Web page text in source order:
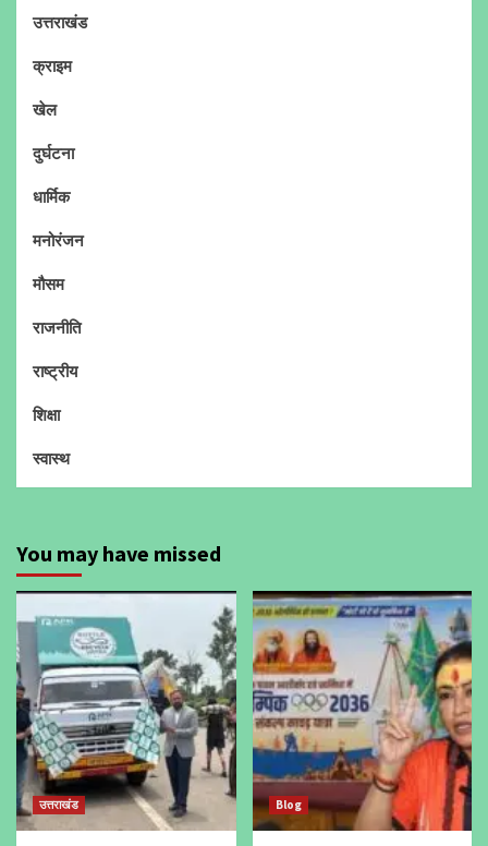
उत्तराखंड
क्राइम
खेल
दुर्घटना
धार्मिक
मनोरंजन
मौसम
राजनीति
राष्ट्रीय
शिक्षा
स्वास्थ
You may have missed
उत्तराखंड Blog